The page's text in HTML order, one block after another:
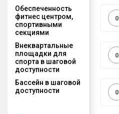
Обеспеченность
фитнес центром,
спортивными
секциями
0
Внеквартальные
площадки для
спорта в шаговой
доступности
0
Бассейн в шаговой
доступности
0